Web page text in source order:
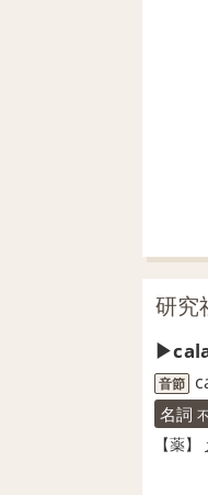
研究
音節
名詞
【薬】